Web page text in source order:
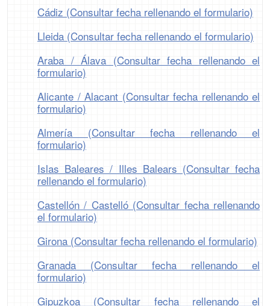
Cádiz (Consultar fecha rellenando el formulario)
Lleida (Consultar fecha rellenando el formulario)
Araba / Álava (Consultar fecha rellenando el
formulario)
Alicante / Alacant (Consultar fecha rellenando el
formulario)
Almería (Consultar fecha rellenando el
formulario)
Islas Baleares / Illes Balears (Consultar fecha
rellenando el formulario)
Castellón / Castelló (Consultar fecha rellenando
el formulario)
Girona (Consultar fecha rellenando el formulario)
Granada (Consultar fecha rellenando el
formulario)
Gipuzkoa (Consultar fecha rellenando el